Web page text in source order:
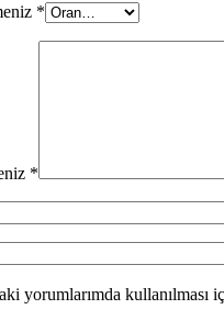
*
*
yorumlarımda kullanılması